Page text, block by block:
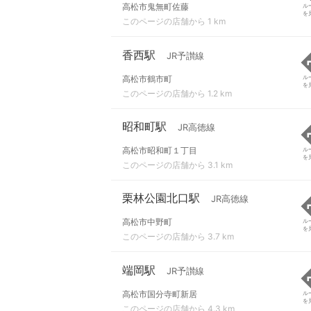
高松市鬼無町佐藤
このページの店舗から 1 km
ル
を
香西駅 JR予讃線
高松市鶴市町
このページの店舗から 1.2 km
ル
を
昭和町駅 JR高徳線
高松市昭和町１丁目
このページの店舗から 3.1 km
ル
を
栗林公園北口駅 JR高徳線
高松市中野町
このページの店舗から 3.7 km
ル
を
端岡駅 JR予讃線
高松市国分寺町新居
このページの店舗から 4.3 km
ル
を